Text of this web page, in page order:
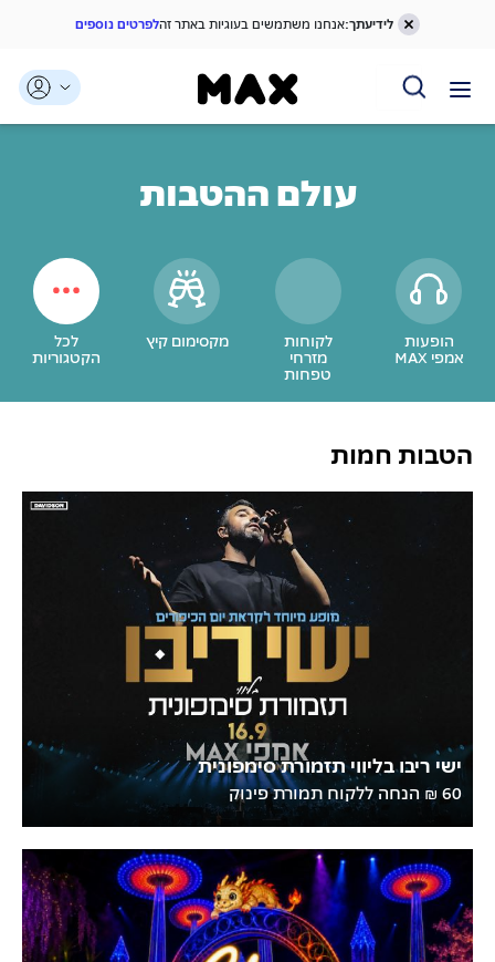
דלג אל תפריט ניווט
דלג אל תוכן ראשי
דלג אל תחתית העמוד
לידיעתך:אנחנו משתמשים בעוגיות באתר זהלפרטים נוספים
עולם ההטבות
הופעות
אמפי MAX
לקוחות
מזרחי
טפחות
מקסימום קיץ לכל
הקטגוריות
הטבות חמות
ישי ריבו בליווי תזמורת סימפונית
60 ₪ הנחה ללקוח תמורת פינוק